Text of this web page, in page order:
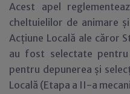
Acest apel
cheltuielilor de animare
Acțiune Locală ale căror
au fost selectate
pentru depunerea și
Locală (Etapa a II-a